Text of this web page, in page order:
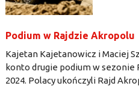
Podium w Rajdzie Akropolu
Kajetan Kajetanowicz i Maciej
konto drugie podium w sezonie
2024. Polacy ukończyli Rajd